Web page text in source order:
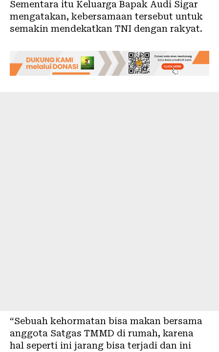
Sementara itu Keluarga Bapak Audi Sigar
mengatakan, kebersamaan tersebut untuk
semakin mendekatkan TNI dengan rakyat.
“Sebuah kehormatan bisa makan bersama
anggota Satgas TMMD di rumah, karena
hal seperti ini jarang bisa terjadi dan ini